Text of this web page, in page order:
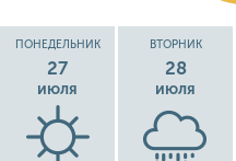
ПОНЕДЕЛЬНИК
27
июля
ВТОРНИК
28
июля